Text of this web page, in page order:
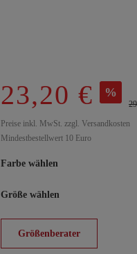
23,20 € %
Preise inkl. MwSt. zzgl. Versandkosten
Mindestbestellwert 10 Euro
Farbe wählen
Größe wählen
Größenberater